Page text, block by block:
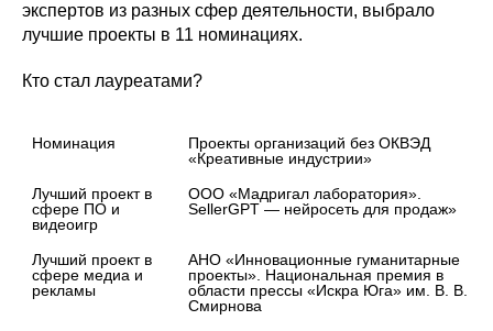
экспертов из разных сфер деятельности, выбрало
лучшие проекты в 11 номинациях.
Кто стал лауреатами?
Номинация
Проекты организаций без ОКВЭД
«Креативные индустрии»
Лучший проект в
сфере ПО и
видеоигр
ООО «Мадригал лаборатория».
SellerGPT — нейросеть для продаж»
Лучший проект в
сфере медиа и
рекламы
АНО «Инновационные гуманитарные
проекты». Национальная премия в
области прессы «Искра Юга» им. В. В.
Смирнова